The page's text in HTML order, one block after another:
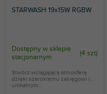
STARWASH 19x15W RGBW
Dostępny w sklepie
stacjonarnym
(4 szt)
Stwórz wciągającą atmosferę
dzięki szerokiemu zasięgowi i
unikalnym...